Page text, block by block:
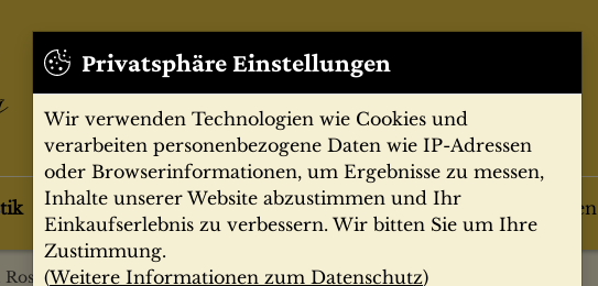
Privatsphäre Einstellungen
Wir verwenden Technologien wie Cookies und
verarbeiten personenbezogene Daten wie IP-Adressen
oder Browserinformationen, um Ergebnisse zu messen,
Inhalte unserer Website abzustimmen und Ihr
Einkaufserlebnis zu verbessern. Wir bitten Sie um Ihre
Zustimmung.
(Weitere Informationen zum Datenschutz)
Zeitschriften Filmprogramme Postkarten
Aus d. Russ. von Renate Landa